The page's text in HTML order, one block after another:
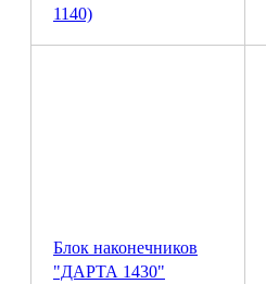
1140)
Блок наконечников
"ДАРТА 1430"